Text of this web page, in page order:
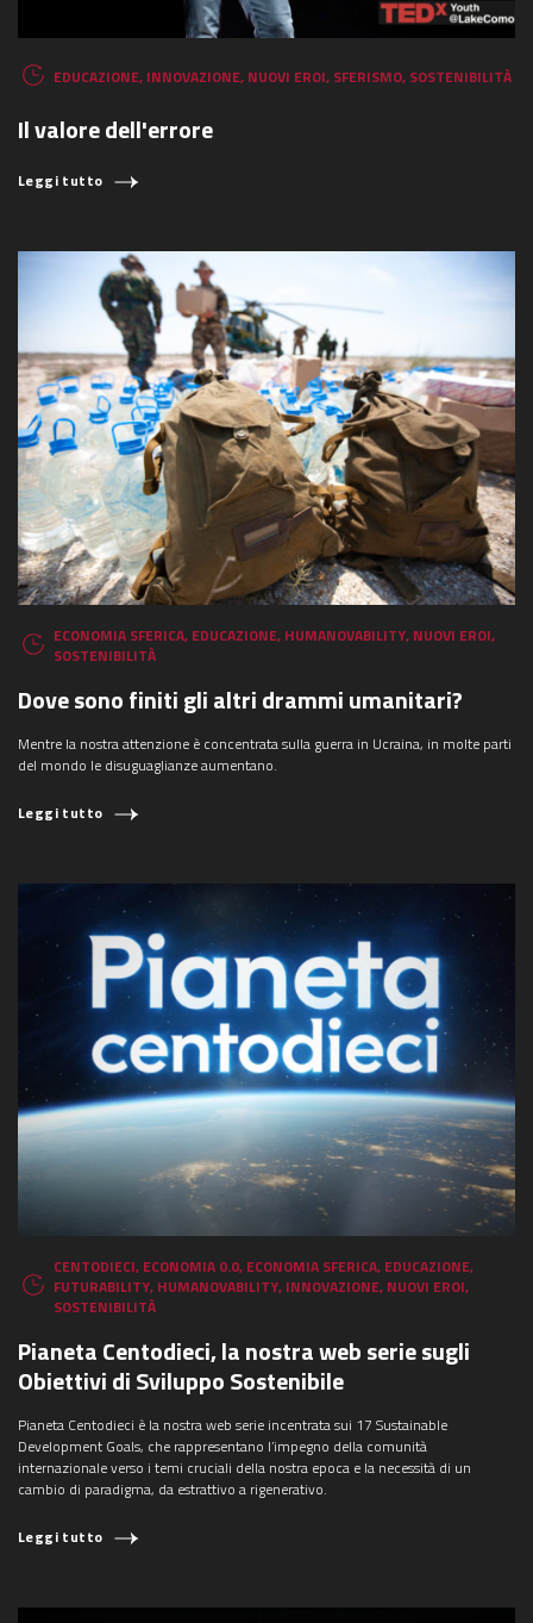
EDUCAZIONE, INNOVAZIONE, NUOVI EROI, SFERISMO, SOSTENIBILITÀ
Il valore dell'errore
Leggi tutto
ECONOMIA SFERICA, EDUCAZIONE, HUMANOVABILITY, NUOVI EROI,
SOSTENIBILITÀ
Dove sono finiti gli altri drammi umanitari?
Mentre la nostra attenzione è concentrata sulla guerra in Ucraina, in molte parti
del mondo le disuguaglianze aumentano.
Leggi tutto
CENTODIECI, ECONOMIA 0.0, ECONOMIA SFERICA, EDUCAZIONE,
FUTURABILITY, HUMANOVABILITY, INNOVAZIONE, NUOVI EROI,
SOSTENIBILITÀ
Pianeta Centodieci, la nostra web serie sugli
Obiettivi di Sviluppo Sostenibile
Pianeta Centodieci è la nostra web serie incentrata sui 17 Sustainable
Development Goals, che rappresentano l’impegno della comunità
internazionale verso i temi cruciali della nostra epoca e la necessità di un
cambio di paradigma, da estrattivo a rigenerativo.
Leggi tutto